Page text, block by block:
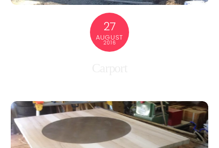
27
AUGUST
2016